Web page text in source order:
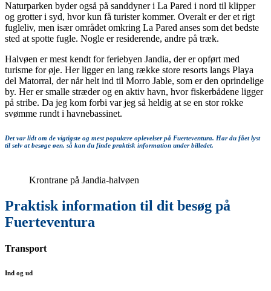
Naturparken byder også på sanddyner i La Pared i nord til klipper
og grotter i syd, hvor kun få turister kommer. Overalt er der et rigt
fugleliv, men især området omkring La Pared anses som det bedste
sted at spotte fugle. Nogle er residerende, andre på træk.
Halvøen er mest kendt for feriebyen Jandia, der er opført med
turisme for øje. Her ligger en lang række store resorts langs Playa
del Matorral, der når helt ind til Morro Jable, som er den oprindelige
by. Her er smalle stræder og en aktiv havn, hvor fiskerbådene ligger
på stribe. Da jeg kom forbi var jeg så heldig at se en stor rokke
svømme rundt i havnebassinet.
Det var lidt om de vigtigste og mest populære oplevelser på Fuerteventura. Har du fået lyst
til selv at besøge øen, så kan du finde praktisk information under billedet.
Krontrane på Jandia-halvøen
Praktisk information til dit besøg på
Fuerteventura
Transport
Ind og ud